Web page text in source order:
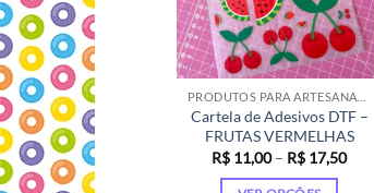
PRODUTOS PARA ARTESANATO
Cartela de Adesivos DTF –
FRUTAS VERMELHAS
R$ 11,00 – R$ 17,50Faixa